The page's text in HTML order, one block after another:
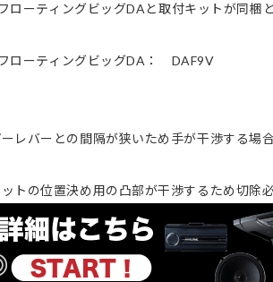
ーティングビッグDAと取付キットが同梱
ローティングビッグDA： DAF9V
の間隔が狭いため手が干渉する場合
め用の凸部が干渉するため切除必